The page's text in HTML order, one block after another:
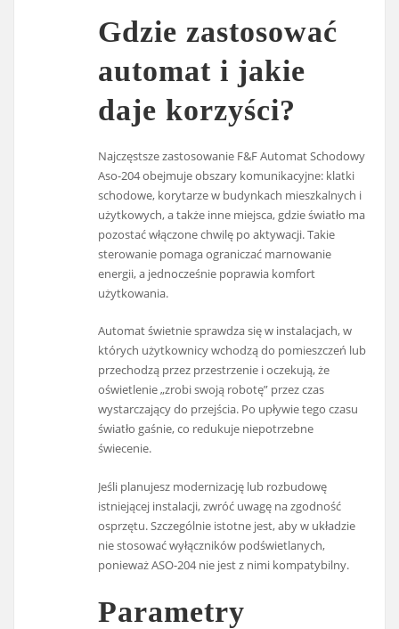
Gdzie zastosować
automat i jakie
daje korzyści?
Najczęstsze zastosowanie F&F Automat Schodowy
Aso-204 obejmuje obszary komunikacyjne: klatki
schodowe, korytarze w budynkach mieszkalnych i
użytkowych, a także inne miejsca, gdzie światło ma
pozostać włączone chwilę po aktywacji. Takie
sterowanie pomaga ograniczać marnowanie
energii, a jednocześnie poprawia komfort
użytkowania.
Automat świetnie sprawdza się w instalacjach, w
których użytkownicy wchodzą do pomieszczeń lub
przechodzą przez przestrzenie i oczekują, że
oświetlenie „zrobi swoją robotę” przez czas
wystarczający do przejścia. Po upływie tego czasu
światło gaśnie, co redukuje niepotrzebne
świecenie.
Jeśli planujesz modernizację lub rozbudowę
istniejącej instalacji, zwróć uwagę na zgodność
osprzętu. Szczególnie istotne jest, aby w układzie
nie stosować wyłączników podświetlanych,
ponieważ ASO-204 nie jest z nimi kompatybilny.
Parametry